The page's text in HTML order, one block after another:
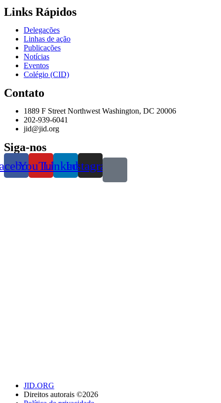
Links Rápidos
Delegações
Linhas de ação
Publicações
Notícias
Eventos
Colégio (CID)
Contato
1889 F Street Northwest Washington, DC 20006
202-939-6041
jid@jid.org
Siga-nos
YouTubeLinkedin
Instagram
JID.ORG
Direitos autorais ©2026